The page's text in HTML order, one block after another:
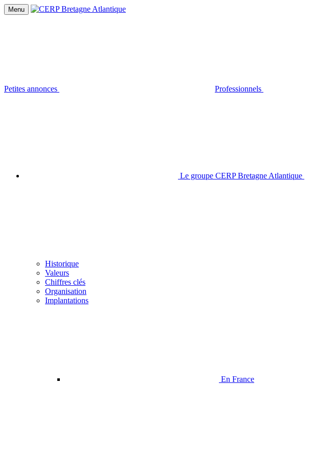
Menu
Petites annonces Professionnels
Le groupe CERP Bretagne Atlantique
Historique
Valeurs
Chiffres clés
Organisation
Implantations
En France